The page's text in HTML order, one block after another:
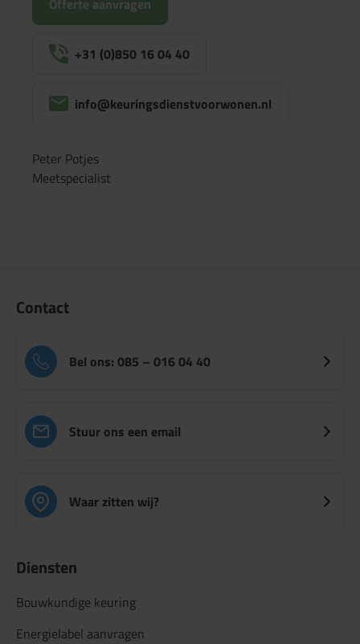
+31 (0)850 16 04 40
info@keuringsdienstvoorwonen.nl
Peter Potjes
Meetspecialist
Contact
Bel ons: 085 – 016 04 40
Stuur ons een email
Waar zitten wij?
Diensten
Bouwkundige keuring
Energielabel aanvragen